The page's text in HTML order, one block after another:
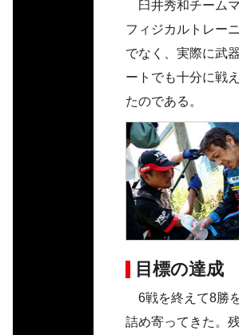
臼井秀和チーム
フィジカルトレー
でなく、実際に武
ートでも十分に戦
たのである。
目標の達成
6戦を終えて8勝
詰め寄ってきた。